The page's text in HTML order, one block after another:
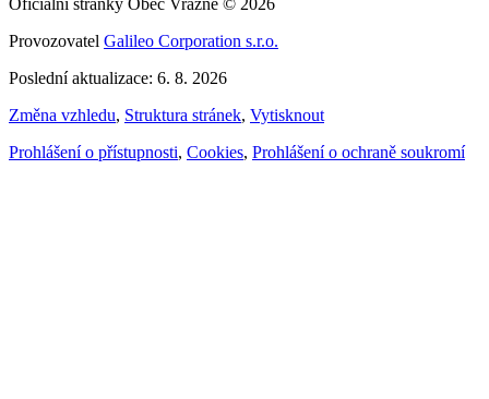
Oficiální stránky Obec Vražné © 2026
Provozovatel Galileo Corporation s.r.o.
Poslední aktualizace: 6. 8. 2026
Změna vzhledu, Struktura stránek, Vytisknout
Prohlášení o přístupnosti, Cookies, Prohlášení o ochraně soukromí